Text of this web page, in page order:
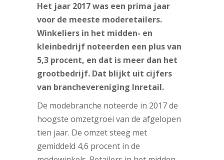
Het jaar 2017 was een prima jaar
voor de meeste moderetailers.
Winkeliers in het midden- en
kleinbedrijf noteerden een plus van
5,3 procent, en dat is meer dan het
grootbedrijf. Dat blijkt uit cijfers
van branchevereniging Inretail.
De modebranche noteerde in 2017 de
hoogste omzetgroei van de afgelopen
tien jaar. De omzet steeg met
gemiddeld 4,6 procent in de